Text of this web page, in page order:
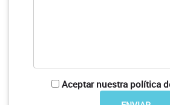
Aceptar nuestra política